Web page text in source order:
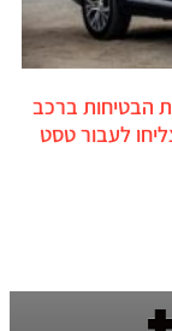
הבטיחות ברכב
לעבור טסט